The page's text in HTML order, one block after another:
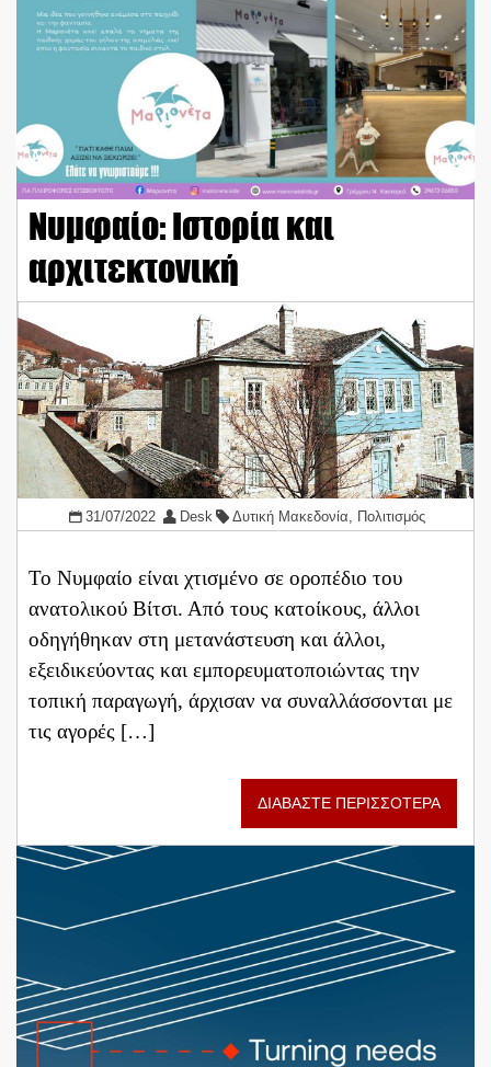
Νυμφαίο: Ιστορία και
αρχιτεκτονική
31/07/2022 Desk Δυτική Μακεδονία Πολιτισμός
Το Νυμφαίο είναι χτισμένο σε οροπέδιο του
ανατολικού Βίτσι. Από τους κατοίκους, άλλοι
οδηγήθηκαν στη μετανάστευση και άλλοι,
εξειδικεύοντας και εμπορευματοποιώντας την
τοπική παραγωγή, άρχισαν να συναλλάσσονται με
τις αγορές […]
ΔΙΑΒΑΣΤΕ ΠΕΡΙΣΣΟΤΕΡΑ